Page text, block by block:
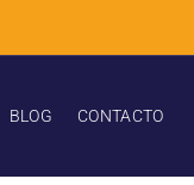
BLOG CONTACTO